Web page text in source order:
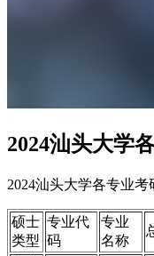
2024汕头大学
2024汕头大学各专业考
硕士
类型
专业代
码
专业
名称